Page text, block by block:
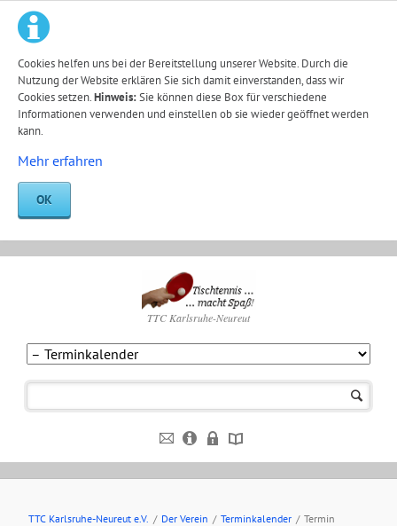
Cookies helfen uns bei der Bereitstellung unserer Website. Durch die
Nutzung der Website erklären Sie sich damit einverstanden, dass wir
Cookies setzen.Hinweis:Sie können diese Box für verschiedene
Informationen verwenden und einstellen ob sie wieder geöffnet werden
kann.
Mehr erfahren
OK
TTC Karlsruhe-Neureut
TTC Karlsruhe-Neureut e.V. / Der Verein / Terminkalender / Termin